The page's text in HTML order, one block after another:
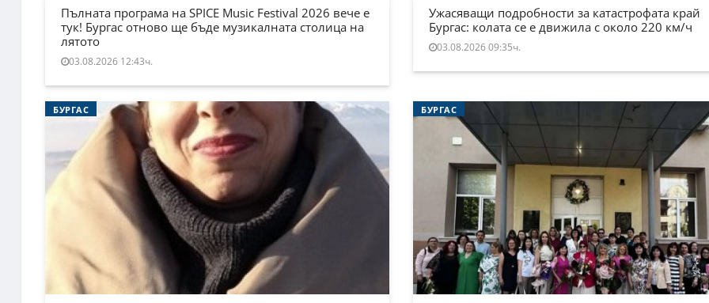
Пълната програма на SPICE Music Festival 2026 вече е
тук! Бургас отново ще бъде музикалната столица на
лятото
03.08.2026 12:43ч.
Ужасяващи подробности за катастрофата край
Бургас: колата се е движила с около 220 км/ч
03.08.2026 09:35ч.
БУРГАС БУРГАС